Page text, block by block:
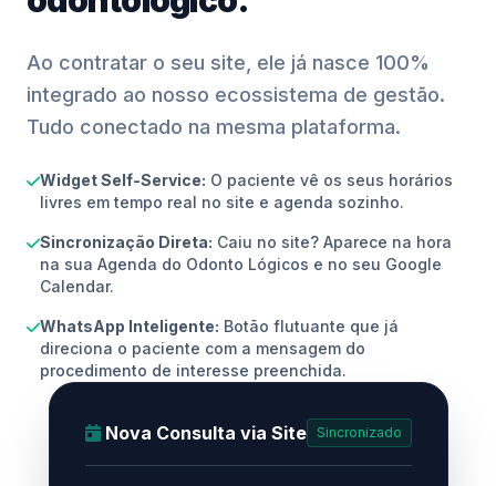
Ao contratar o seu site, ele já nasce 100%
integrado ao nosso ecossistema de gestão.
Tudo conectado na mesma plataforma.
Widget Self-Service: O paciente vê os seus horários
livres em tempo real no site e agenda sozinho.
Sincronização Direta: Caiu no site? Aparece na hora
na sua Agenda do Odonto Lógicos e no seu Google
Calendar.
WhatsApp Inteligente: Botão flutuante que já
direciona o paciente com a mensagem do
procedimento de interesse preenchida.
Nova Consulta via Site Sincronizado